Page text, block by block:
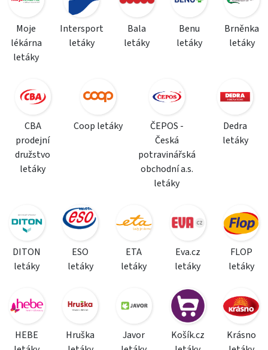
Moje
lékárna
letáky
Intersport
letáky
Bala
letáky
Benu
letáky
Brněnka
letáky
CBA
prodejní
družstvo
letáky
Coop letáky
ČEPOS -
Česká
potravinářská
obchodní a.s.
letáky
Dedra
letáky
DITON
letáky
ESO
letáky
ETA
letáky
Eva.cz
letáky
FLOP
letáky
HEBE
Hruška
Javor
Košík.cz
Krásno